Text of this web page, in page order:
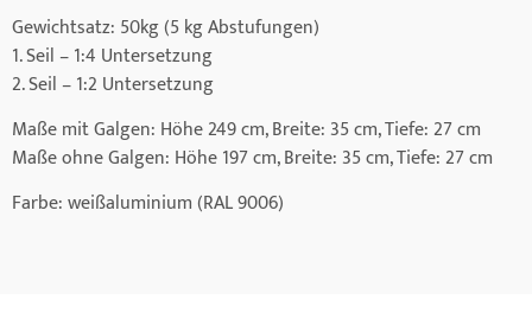
Gewichtsatz: 50kg (5 kg Abstufungen)
1. Seil – 1:4 Untersetzung
2. Seil – 1:2 Untersetzung
Maße mit Galgen: Höhe 249 cm, Breite: 35 cm, Tiefe: 27 cm
Maße ohne Galgen: Höhe 197 cm, Breite: 35 cm, Tiefe: 27 cm
Farbe: weißaluminium (RAL 9006)